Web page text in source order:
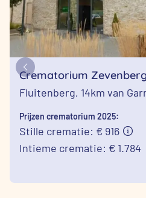
Crematorium
Fluitenberg, 14km van
Prijzen crematorium 2025:
Stille crematie: € 916
Intieme crematie: € 1.784